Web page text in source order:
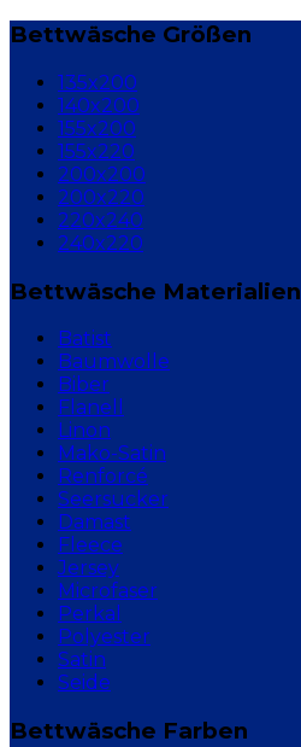
Bettwäsche Größen
135x200
140x200
155x200
155x220
200x200
200x220
220x240
240x220
Bettwäsche Materialien
Batist
Baumwolle
Biber
Flanell
Linon
Mako-Satin
Renforcé
Seersucker
Damast
Fleece
Jersey
Microfaser
Perkal
Polyester
Satin
Seide
Bettwäsche Farben